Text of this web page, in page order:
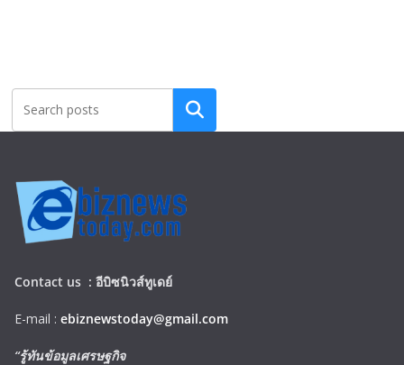
Search
Contact us : อีบิซนิวส์ทูเดย์
E-mail : ebiznewstoday@gmail.com
“รู้ทันข้อมูลเศรษฐกิจ